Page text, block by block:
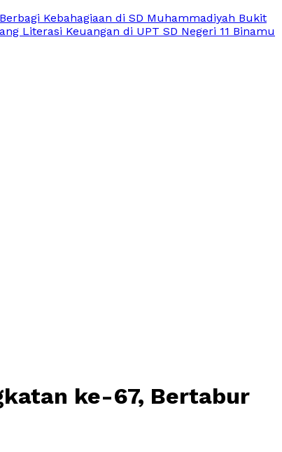
Kebahagiaan di SD Muhammadiyah Bukit
Literasi Keuangan di UPT SD Negeri 11 Binamu
ke-67, Bertabur